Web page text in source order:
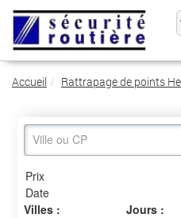
Accueil Rattrapage de points
Villes : Jours :